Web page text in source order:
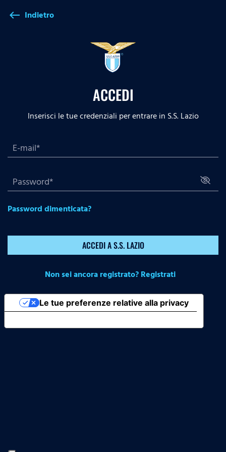
west Indietro
ACCEDI
Inserisci le tue credenziali per entrare in S.S. Lazio
Password dimenticata?
ACCEDI A S.S. LAZIO
Non sei ancora registrato? Registrati
Le tue preferenze relative alla privacy